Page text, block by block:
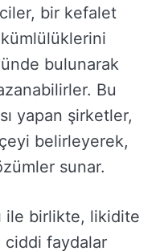
bir kefalet
bulunarak
Bu
yapan şirketler,
belirleyerek,
sunar.
ile birlikte, likidite
ciddi faydalar